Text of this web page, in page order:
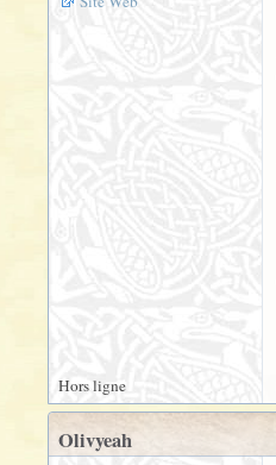
Hors ligne
Olivyeah